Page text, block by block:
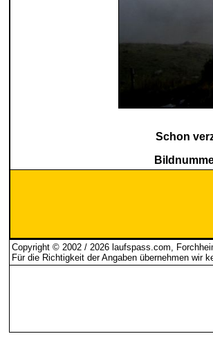
Schon
Copyright © 2002 / 2026 laufspass.com,
Für die Richtigkeit der Angaben übernehmen wir